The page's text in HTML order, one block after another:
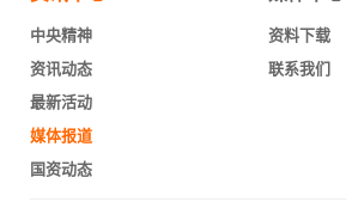
中央精神
资讯动态
最新活动
媒体报道
国资动态
资料下载
联系我们